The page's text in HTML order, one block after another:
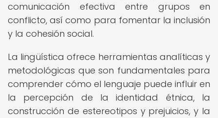
comunicación efectiva entre grupos en
conflicto, así como para fomentar la inclusión
y la cohesión social.
La lingüística ofrece herramientas analíticas y
metodológicas que son fundamentales para
comprender cómo el lenguaje puede influir en
la percepción de la identidad étnica, la
construcción de estereotipos y prejuicios, y la